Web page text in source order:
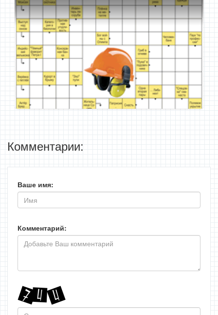
Комментарии:
Ваше имя:
Комментарий: